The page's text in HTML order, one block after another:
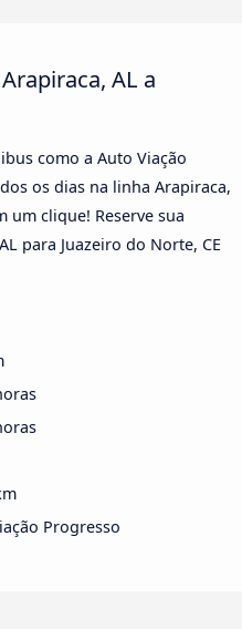
AL a
como a Auto Viação
os dias na linha Arapiraca,
um clique! Reserve sua
para Juazeiro do Norte, CE
Progresso